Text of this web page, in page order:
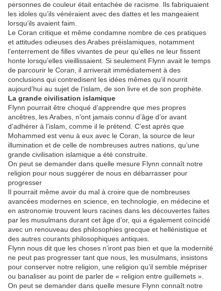
personnes de couleur était entachée de racisme. Ils fabriquaient
les idoles qu’ils vénéraient avec des dattes et les mangeaient
lorsqu’ils avaient faim.
Le Coran critique et même condamne nombre de ces pratiques
et attitudes odieuses des Arabes préislamiques, notamment
l’enterrement de filles vivantes de peur qu’elles ne leur fissent
honte lorsqu’elles vieillissaient. Si seulement Flynn avait le temps
de parcourir le Coran, il arriverait immédiatement à des
conclusions qui contredisent les idées mêmes qu’il nourrit
aujourd’hui au sujet de l’islam, de son livre et de son prophète.
La grande civilisation islamique
Flynn pourrait être choqué d’apprendre que mes propres
ancêtres, les Arabes, n’ont jamais connu d’âge d’or avant
d’adhérer à l’islam, comme il le prétend. C’est après que
Mohammed est venu à eux avec le Coran, la source de leur
illumination et de celle de nombreuses autres nations, qu’une
grande civilisation islamique a été construite.
On peut se demander dans quelle mesure Flynn connaît notre
religion pour nous suggérer de nous en débarrasser pour
progresser
Il pourrait même avoir du mal à croire que de nombreuses
avancées modernes en science, en technologie, en médecine et
en astronomie trouvent leurs racines dans les découvertes faites
par les musulmans durant cet âge d’or, qui a également coïncidé
avec un renouveau des philosophies grecque et hellénistique et
des autres courants philosophiques antiques.
Flynn nous dit que les choses n’iront pas bien et que la modernité
ne peut pas progresser tant que nous, les musulmans, insistons
pour conserver notre religion, une religion qu’il semble mépriser
ou banaliser au point de parler de « religion entre guillemets ».
On peut se demander dans quelle mesure Flynn connaît notre